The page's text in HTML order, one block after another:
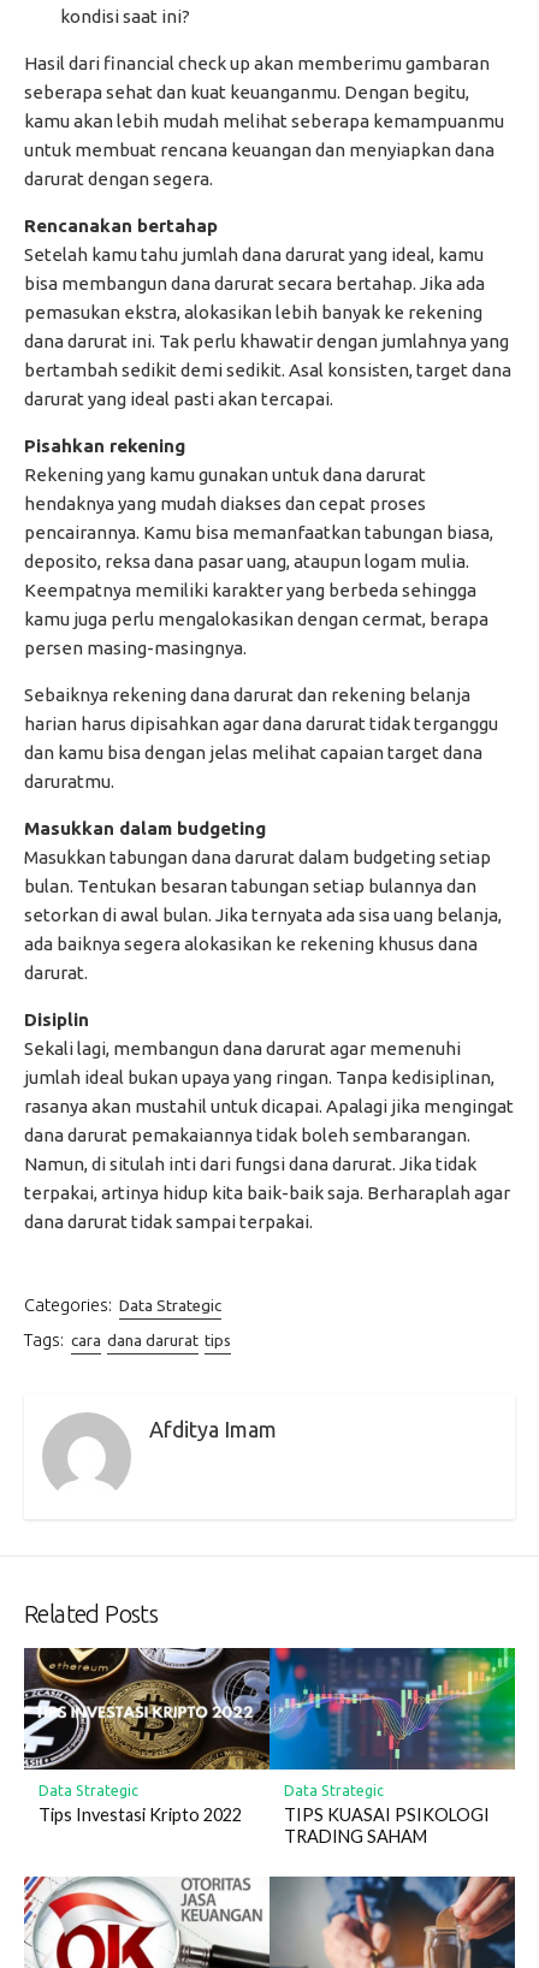
kondisi saat ini?
Hasil dari financial check up akan memberimu gambaran
seberapa sehat dan kuat keuanganmu. Dengan begitu,
kamu akan lebih mudah melihat seberapa kemampuanmu
untuk membuat rencana keuangan dan menyiapkan dana
darurat dengan segera.
Rencanakan bertahap
Setelah kamu tahu jumlah dana darurat yang ideal, kamu
bisa membangun dana darurat secara bertahap. Jika ada
pemasukan ekstra, alokasikan lebih banyak ke rekening
dana darurat ini. Tak perlu khawatir dengan jumlahnya yang
bertambah sedikit demi sedikit. Asal konsisten, target dana
darurat yang ideal pasti akan tercapai.
Pisahkan rekening
Rekening yang kamu gunakan untuk dana darurat
hendaknya yang mudah diakses dan cepat proses
pencairannya. Kamu bisa memanfaatkan tabungan biasa,
deposito, reksa dana pasar uang, ataupun logam mulia.
Keempatnya memiliki karakter yang berbeda sehingga
kamu juga perlu mengalokasikan dengan cermat, berapa
persen masing-masingnya.
Sebaiknya rekening dana darurat dan rekening belanja
harian harus dipisahkan agar dana darurat tidak terganggu
dan kamu bisa dengan jelas melihat capaian target dana
daruratmu.
Masukkan dalam budgeting
Masukkan tabungan dana darurat dalam budgeting setiap
bulan. Tentukan besaran tabungan setiap bulannya dan
setorkan di awal bulan. Jika ternyata ada sisa uang belanja,
ada baiknya segera alokasikan ke rekening khusus dana
darurat.
Disiplin
Sekali lagi, membangun dana darurat agar memenuhi
jumlah ideal bukan upaya yang ringan. Tanpa kedisiplinan,
rasanya akan mustahil untuk dicapai. Apalagi jika mengingat
dana darurat pemakaiannya tidak boleh sembarangan.
Namun, di situlah inti dari fungsi dana darurat. Jika tidak
terpakai, artinya hidup kita baik-baik saja. Berharaplah agar
dana darurat tidak sampai terpakai.
Categories: Data Strategic
Tags: cara dana darurat tips
Afditya Imam
Related Posts
Data Strategic
Tips Investasi Kripto 2022
Data Strategic
TIPS KUASAI PSIKOLOGI
TRADING SAHAM